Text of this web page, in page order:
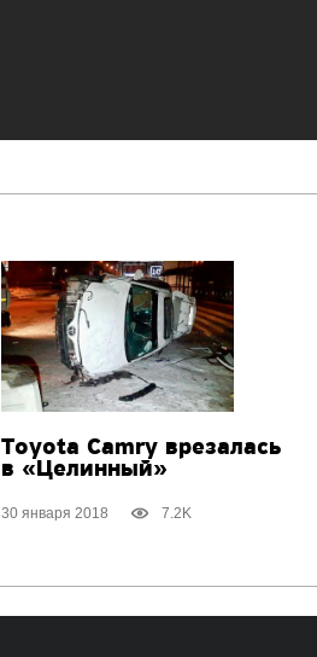
Toyota Camry врезалась
в «Целинный»
30 января 2018 7.2K